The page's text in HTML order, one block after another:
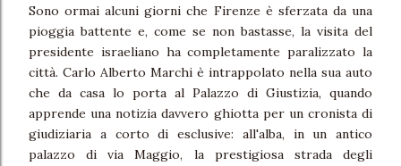
Sono ormai alcuni giorni che Firenze è sferzata da una
pioggia battente e, come se non bastasse, la visita del
presidente israeliano ha completamente paralizzato la
città. Carlo Alberto Marchi è intrappolato nella sua auto
che da casa lo porta al Palazzo di Giustizia, quando
apprende una notizia davvero ghiotta per un cronista di
giudiziaria a corto di esclusive: all'alba, in un antico
palazzo di via Maggio, la prestigiosa strada degli